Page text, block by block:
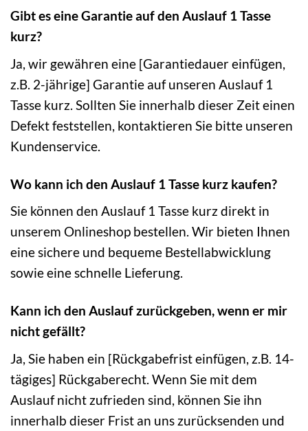
Gibt es eine Garantie auf den Auslauf 1 Tasse
kurz?
Ja, wir gewähren eine [Garantiedauer einfügen,
z.B. 2-jährige] Garantie auf unseren Auslauf 1
Tasse kurz. Sollten Sie innerhalb dieser Zeit einen
Defekt feststellen, kontaktieren Sie bitte unseren
Kundenservice.
Wo kann ich den Auslauf 1 Tasse kurz kaufen?
Sie können den Auslauf 1 Tasse kurz direkt in
unserem Onlineshop bestellen. Wir bieten Ihnen
eine sichere und bequeme Bestellabwicklung
sowie eine schnelle Lieferung.
Kann ich den Auslauf zurückgeben, wenn er mir
nicht gefällt?
Ja, Sie haben ein [Rückgabefrist einfügen, z.B. 14-
tägiges] Rückgaberecht. Wenn Sie mit dem
Auslauf nicht zufrieden sind, können Sie ihn
innerhalb dieser Frist an uns zurücksenden und